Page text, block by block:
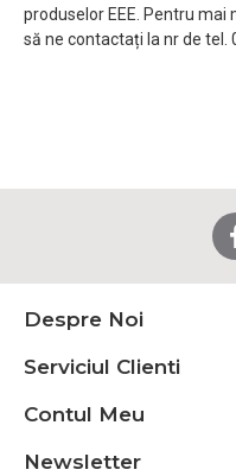
produselor EEE. Pentru
să ne contactați la nr de tel.
Despre Noi
Serviciul Clienti
Contul Meu
Newsletter